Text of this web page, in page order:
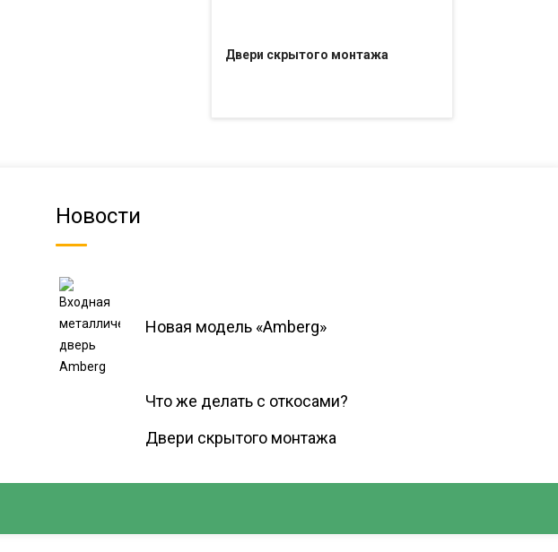
Двери скрытого монтажа
Новости
Новая модель «Amberg»
Что же делать с откосами?
Двери скрытого монтажа